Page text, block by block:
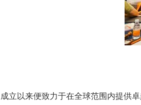
以来便致力于在全球范围内提供卓